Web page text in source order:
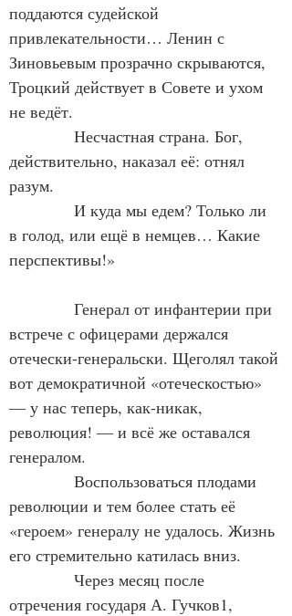
поддаются судейской
привлекательности… Ленин с
Зиновьевым прозрачно скрываются,
Троцкий действует в Совете и ухом
не ведёт.
Несчастная страна. Бог,
действительно, наказал её: отнял
разум.
И куда мы едем? Только ли
в голод, или ещё в немцев… Какие
перспективы!»
Генерал от инфантерии при
встрече с офицерами держался
отечески-генеральски. Щеголял такой
вот демократичной «отеческостью»
— у нас теперь, как-никак,
революция! — и всё же оставался
генералом.
Воспользоваться плодами
революции и тем более стать её
«героем» генералу не удалось. Жизнь
его стремительно катилась вниз.
Через месяц после
отречения государя А. Гучков1,